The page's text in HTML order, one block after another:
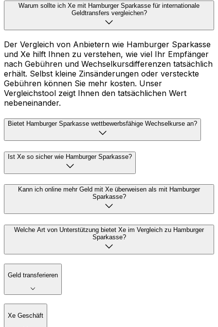
Warum sollte ich Xe mit Hamburger Sparkasse für internationale
Geldtransfers vergleichen?
Der Vergleich von Anbietern wie Hamburger Sparkasse
und Xe hilft Ihnen zu verstehen, wie viel Ihr Empfänger
nach Gebühren und Wechselkursdifferenzen tatsächlich
erhält. Selbst kleine Zinsänderungen oder versteckte
Gebühren können Sie mehr kosten. Unser
Vergleichstool zeigt Ihnen den tatsächlichen Wert
nebeneinander.
Bietet Hamburger Sparkasse wettbewerbsfähige Wechselkurse an?
Ist Xe so sicher wie Hamburger Sparkasse?
Kann ich online mehr Geld mit Xe überweisen als mit Hamburger
Sparkasse?
Welche Art von Unterstützung bietet Xe im Vergleich zu Hamburger
Sparkasse?
Geld transferieren
Xe Geschäft